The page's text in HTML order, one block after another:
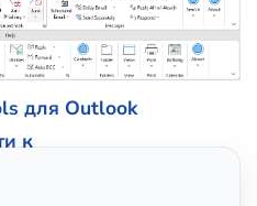
для Outlook
к